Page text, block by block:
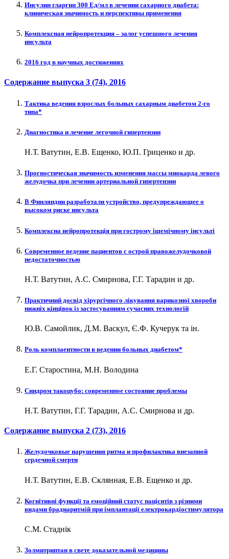
Инсулин гларгин 300 Ед/мл в лечении сахарного диабета:
клиническая значимость и перспективы применения
Комплексная нейропротекция – залог успешного лечения
инсульта
2016 год в научных достижениях
Содержание выпуска 3 (74), 2016
Тактика ведения взрослых больных сахарным диабетом 2-го
типа*
Диагностика и лечение легочной гипертензии
Н.Т. Ватутин, Е.В. Ещенко, Ю.П. Гриценко и др.
Прогностическая значимость изменения массы миокарда левого
желудочка при лечении артериальной гипертензии
В Финляндии разработали устройство, предупреждающее о
высоком риске инсульта
Комплексна нейропротекція при гострому ішемічному інсульті
Современное ведение пациентов с острой правожелудочковой
недостаточностью
Н.Т. Ватутин, А.С. Смирнова, Г.Г. Тарадин и др.
Практичний досвід хірургічного лікування варикозної хвороби
нижніх кінцівок із застосуванням сучасних технологій
Ю.В. Самойлик, Д.М. Васкул, Є.Ф. Кучерук та ін.
Роль комплаентности в ведении больных диабетом*
Е.Г. Старостина, М.Н. Володина
Синдром такоцубо: современное состояние проблемы
Н.Т. Ватутин, Г.Г. Тарадин, А.С. Смирнова и др.
Содержание выпуска 2 (73), 2016
Желудочковые нарушения ритма и профилактика внезапной
сердечной смерти
Н.Т. Ватутин, Е.В. Склянная, Е.В. Ещенко и др.
Когнітивні функції та емоційний статус пацієнтів з різними
видами брадиаритмій при імплантації електрокардіостимулятора
С.М. Стаднік
Золмитриптан в свете доказательной медицины